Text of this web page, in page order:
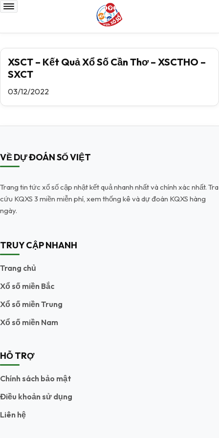
XSCT – Kết Quả Xổ Số Cần Thơ – XSCTHO –
SXCT
03/12/2022
VỀ DỰ ĐOÁN SỐ VIỆT
Trang tin tức xổ số cập nhật kết quả nhanh nhất và chính xác nhất. Tra
cứu KQXS 3 miền miễn phí, xem thống kê và dự đoán KQXS hàng
ngày.
TRUY CẬP NHANH
Trang chủ
Xổ số miền Bắc
Xổ số miền Trung
Xổ số miền Nam
HỖ TRỢ
Chính sách bảo mật
Điều khoản sử dụng
Liên hệ